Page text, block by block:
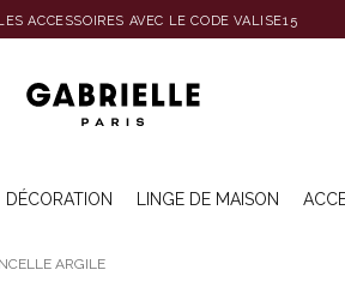
ACCESSOIRES AVEC LE CODE VALISE15
DÉCORATION LINGE DE MAISON
ARGILE